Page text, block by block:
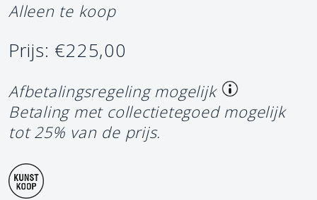
Alleen te koop
Prijs: €225,00
Afbetalingsregeling mogelijk
Betaling met collectietegoed mogelijk
tot 25% van de prijs.